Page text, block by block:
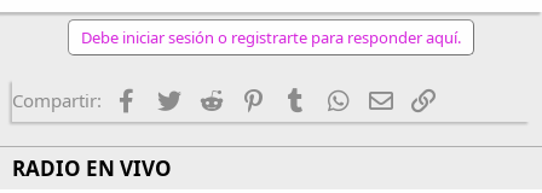
Debe iniciar sesión o registrarte para responder aquí.
Compartir: Facebook
TwitterReddit PinterestTumblrWhatsApp
EmailEnlace
RADIO EN VIVO